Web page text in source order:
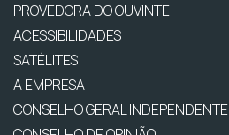
PROVEDORA DO OUVINTE
ACESSIBILIDADES
SATÉLITES
A EMPRESA
CONSELHO GERAL INDEPENDENTE